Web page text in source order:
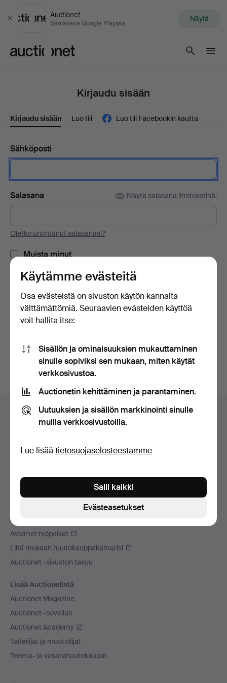
Sulje
Auctionet
Saatavana Google Playssa Näytä
Kirjaudu sisään
Kirjaudu sisään Luo tili Luo tili Facebookin kautta
Sähköposti
Salasana Näytä salasana ilmitekstinä.
Oletko unohtanut salasanasi?
Muista minut
tai kirjaudu Facebookiin täällä
Apua ja yhteystiedot
Ota yhteyttä tekniseen tukeen
Maksuvaihtoehdot
Sosiaaliset mediat
Auctionet -sivustosta
Avoimet työpaikat
Liitä mukaan huutokauppakamarisi
Auctionet -sivuston takuu
Lisää Auctionetistä
Auctionet Magazine
Auctionet -sovellus
Auctionet Academy
Taiteilijat ja muotoilijat
Teema- ja vasarahuutokaupat
Käytämme evästeitä
Osa evästeistä on sivuston käytön kannalta
välttämättömiä. Seuraavien evästeiden käyttöä
voit hallita itse:
Sisällön ja ominaisuuksien mukauttaminen
sinulle sopiviksi sen mukaan, miten käytät
verkkosivustoa.
Auctionetin kehittäminen ja parantaminen.
Uutuuksien ja sisällön markkinointi sinulle
muilla verkkosivustoilla.
Lue lisää tietosuojaselosteestamme
Evästeasetukset
Salli kaikki